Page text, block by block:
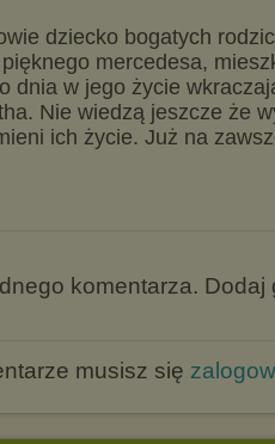
dziecko bogatych
mercedesa,
dnia w jego życie
Nie wiedzą jeszcze że
ich życie. Już na
komentarza. Dodaj
musisz się